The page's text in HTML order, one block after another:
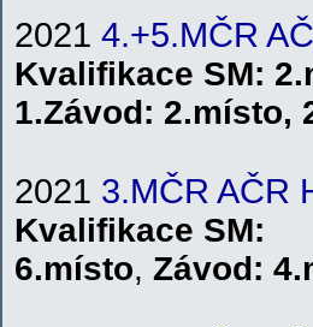
2021 4.+5.MČR
Kvalifikace SM:
1.Závod: 2.místo,
2021 3.MČR AČR
Kvalifikace SM:
6.místo, Závod: